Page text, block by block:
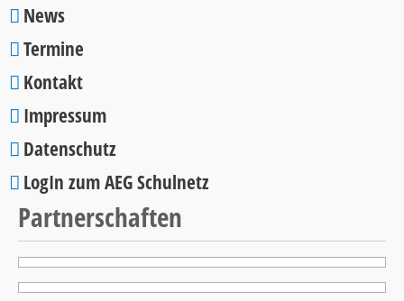
Navigation
überspringen
News
Termine
Kontakt
Impressum
Datenschutz
LogIn zum AEG Schulnetz
Partnerschaften